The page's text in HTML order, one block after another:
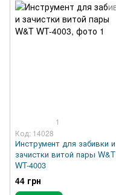
1
Код: 14028
Инструмент для забивки и
зачистки витой пары W&T
WT-4003
44 грн